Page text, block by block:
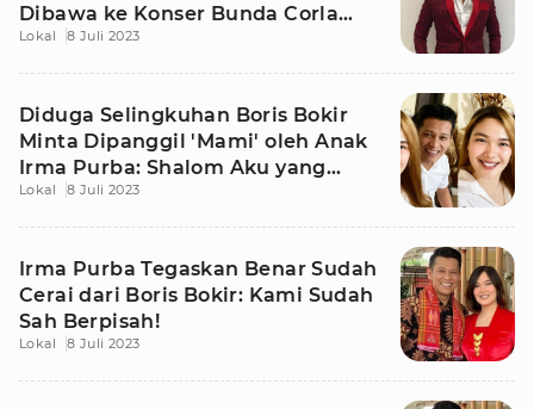
Dibawa ke Konser Bunda Corla
Gak Sih?
Lokal 8 Juli 2023
Diduga Selingkuhan Boris Bokir
Minta Dipanggil 'Mami' oleh Anak
Irma Purba: Shalom Aku yang
Lahirin!
Lokal 8 Juli 2023
Irma Purba Tegaskan Benar Sudah
Cerai dari Boris Bokir: Kami Sudah
Sah Berpisah!
Lokal 8 Juli 2023